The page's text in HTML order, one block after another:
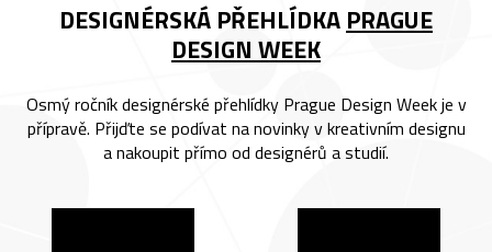
DESIGNÉRSKÁ PŘEHLÍDKA PRAGUE
DESIGN WEEK
Osmý ročník designérské přehlídky Prague Design Week je v
přípravě. Přijďte se podívat na novinky v kreativním designu
a nakoupit přímo od designérů a studií.